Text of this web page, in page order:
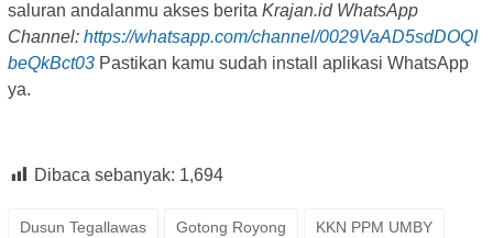
saluran andalanmu akses berita Krajan.id WhatsApp
Channel: https://whatsapp.com/channel/0029VaAD5sdDOQI
beQkBct03 Pastikan kamu sudah install aplikasi WhatsApp
ya.
Dibaca sebanyak: 1,694
Dusun Tegallawas Gotong Royong KKN PPM UMBY